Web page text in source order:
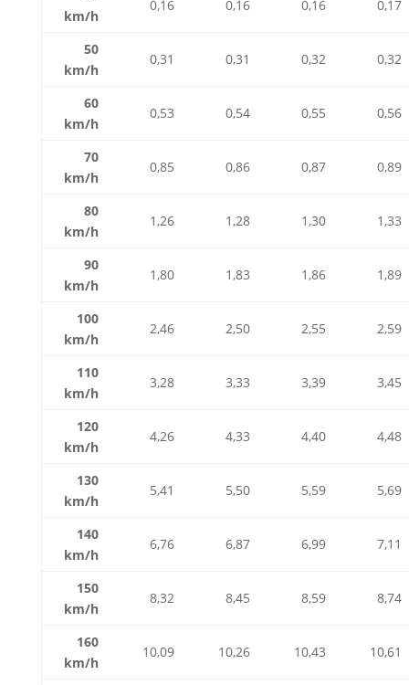
km/h
0,16 0,16 0,16 0,17
50
km/h
0,31 0,31 0,32 0,32
60
km/h
0,53 0,54 0,55 0,56
70
km/h
0,85 0,86 0,87 0,89
80
km/h
1,26 1,28 1,30 1,33
90
km/h
1,80 1,83 1,86 1,89
100
km/h
2,46 2,50 2,55 2,59
110
km/h
3,28 3,33 3,39 3,45
120
km/h
4,26 4,33 4,40 4,48
130
km/h
5,41 5,50 5,59 5,69
140
km/h
6,76 6,87 6,99 7,11
150
km/h
8,32 8,45 8,59 8,74
160
km/h
10,09 10,26 10,43 10,61